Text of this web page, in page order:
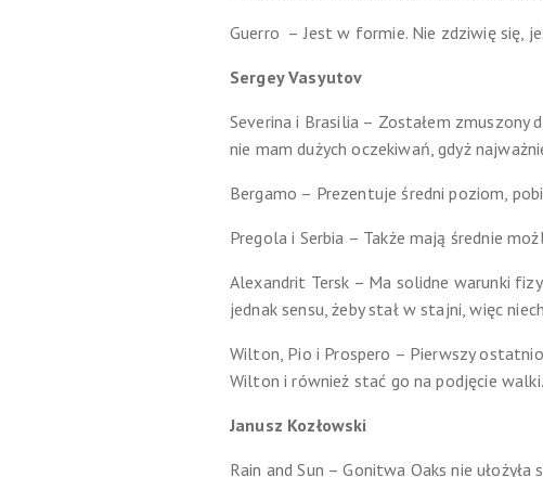
Guerro – Jest w formie. Nie zdziwię się,
Sergey Vasyutov
Severina i Brasilia – Zostałem zmuszony
nie mam dużych oczekiwań, gdyż
Bergamo – Prezentuje średni poziom,
Pregola i Serbia – Także mają średnie
Alexandrit Tersk – Ma solidne warunki
jednak sensu, żeby stał w stajni, więc
Wilton, Pio i Prospero – Pierwszy
Wilton i również stać go na podjęcie
Janusz Kozłowski
Rain and Sun – Gonitwa Oaks nie